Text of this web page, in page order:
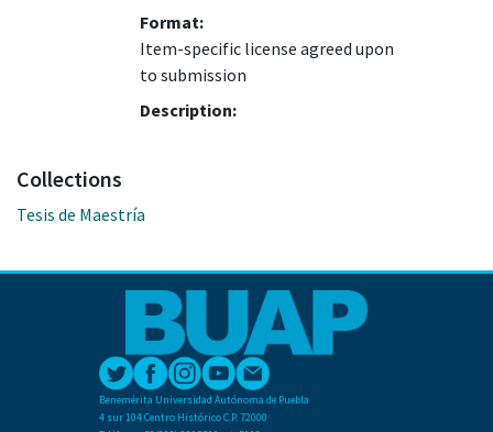
Format:
Item-specific license agreed upon
to submission
Description:
Collections
Tesis de Maestría
Benemérita Universidad Autónoma de Puebla
4 sur 104 Centro Histórico C.P. 72000